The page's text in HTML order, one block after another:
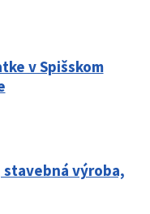
v Spišskom
stavebná výroba,